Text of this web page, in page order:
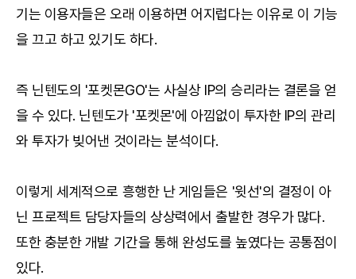
기는 이용자들은 오래 이용하면 어지럽다는 이유로 이 기능
을 끄고 하고 있기도 하다.
즉 닌텐도의 '포켓몬GO'는 사실상 IP의 승리라는 결론을 얻
을 수 있다. 닌텐도가 '포켓몬'에 아낌없이 투자한 IP의 관리
와 투자가 빚어낸 것이라는 분석이다.
이렇게 세계적으로 흥행한 난 게임들은 '윗선'의 결정이 아
닌 프로젝트 담당자들의 상상력에서 출발한 경우가 많다.
또한 충분한 개발 기간을 통해 완성도를 높였다는 공통점이
있다.